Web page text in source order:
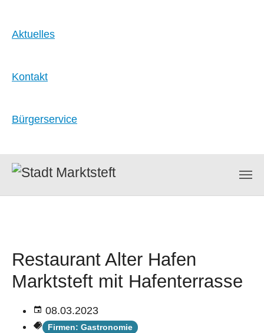
Aktuelles
Kontakt
Bürgerservice
Zum Hauptinhalt springen
Restaurant Alter Hafen
Marktsteft mit Hafenterrasse
08.03.2023
Firmen: Gastronomie